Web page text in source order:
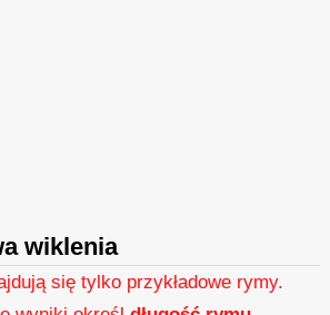
wiklenia
się tylko przykładowe rymy.